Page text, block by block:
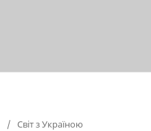
/ Світ з Україною